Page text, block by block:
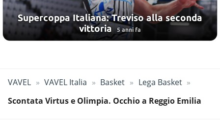
Supercoppa Italiana: Treviso alla seconda
vittoria 5 anni fa
VAVEL VAVEL Italia Basket
Lega Basket
Scontata Virtus e Olimpia. Occhio a Reggio Emilia